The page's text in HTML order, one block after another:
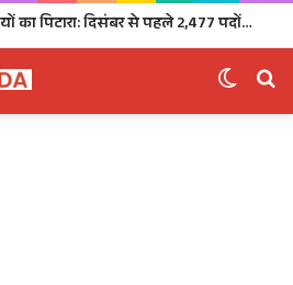
चुनावी साल में खुला भर्तियों का पिटारा: दिसंबर से पहले 2,477 पदों पर भर्ती, 1,470 पदों की परीक्षा भी होगी